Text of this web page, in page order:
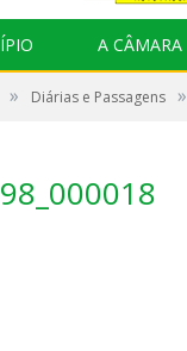
A CÂMARA
» Diárias e Passagens »